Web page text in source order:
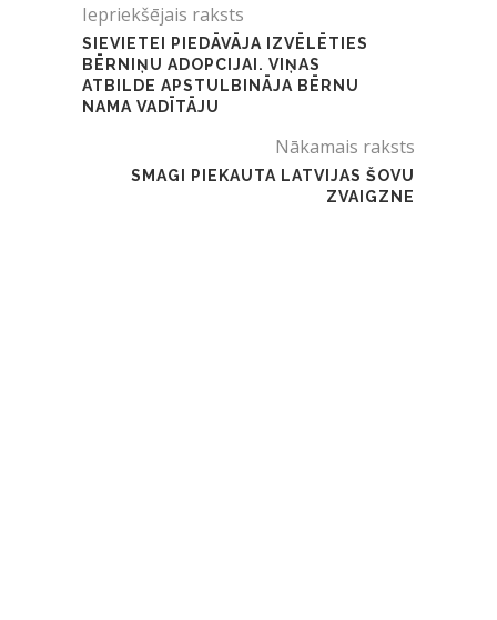
Iepriekšējais raksts
SIEVIETEI PIEDĀVĀJA IZVĒLĒTIES
BĒRNIŅU ADOPCIJAI. VIŅAS
ATBILDE APSTULBINĀJA BĒRNU
NAMA VADĪTĀJU
Nākamais raksts
SMAGI PIEKAUTA LATVIJAS ŠOVU
ZVAIGZNE